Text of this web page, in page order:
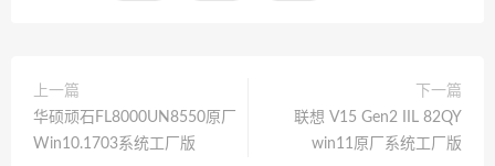
上一篇
华硕顽石FL8000UN8550原厂
Win10.1703系统工厂版
下一篇
联想 V15 Gen2 IIL 82QY
win11原厂系统工厂版